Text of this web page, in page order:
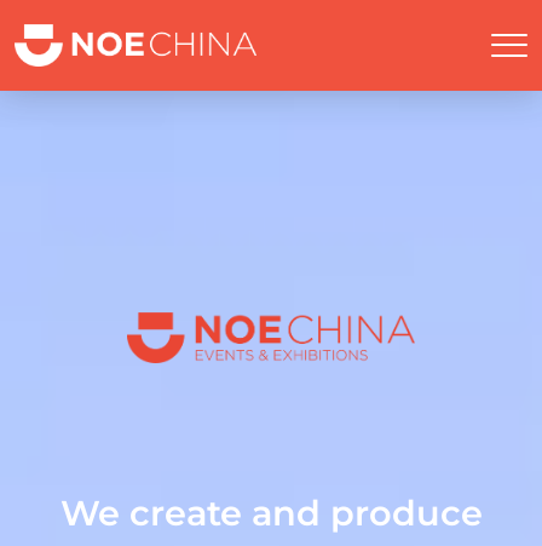
We create and produce